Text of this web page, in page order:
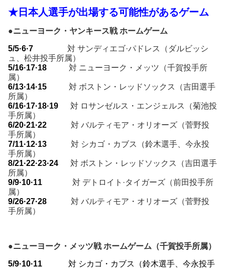
★日本人選手が出場する可能性があるゲーム
●ニューヨーク・ヤンキース戦 ホームゲーム
5/5·6·7
対 サンディエゴ·パドレス（ダルビッシ
ュ、松井投手所属）
5/16·17·18
対 ニューヨーク・メッツ（千賀投手所
属）
6/13·14·15
対 ボストン・レッドソックス（吉田選手
所属）
6/16·17·18·19
対 ロサンゼルス・エンジェルス（菊池投
手所属）
6/20·21·22
対 バルティモア・オリオーズ（菅野投
手所属）
7/11·12·13
対 シカゴ・カブス（鈴木選手、今永投
手所属）
8/21·22·23·24
対 ボストン・レッドソックス（吉田選手
所属）
9/9·10·11
対 デトロイト·タイガーズ（前田投手所
属）
9/26·27·28
対 バルティモア・オリオーズ（菅野投
手所属）
●ニューヨーク・メッツ戦 ホームゲーム（千賀投手所属）
5/9·10·11 対 シカゴ・カブス（鈴木選手、今永投手